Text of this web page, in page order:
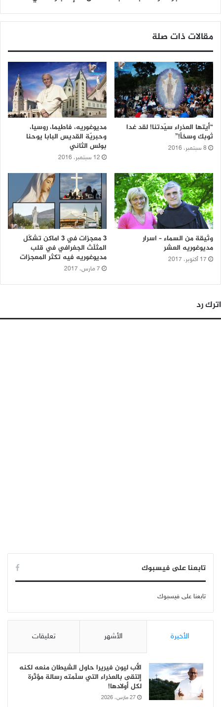
مقالات ذات صلة
“أيتها العذراء سيّدتنا! لقد غدا
ثوبك وسخاً!”
8 سبتمبر، 2016
مديوغوريه، فاطيما، روسيا،
وحبريّة القديس البابا يوحنا
بولس الثاني
12 سبتمبر، 2016
وثيقة من السماء – اسرار
مديوغوريه العشر
17 أكتوبر، 2017
3 معجزات في 3 اماكن تشكّل
المثلّث الجغرافي في قلب
مديوغوريه فيه تكثر المعجزات
7 مارس، 2017
اترك رد
تابعنا على فيسبوك
تابعنا على فيسبوك
الأخيرة الأشهر تعليقات
الأب ليون فيريرا حاول الشيطان منعه لكنه
إلتقى بالعذراء التي سلّمته رسالة مؤثّرة
لكل أولادها!
27 مارس، 2026